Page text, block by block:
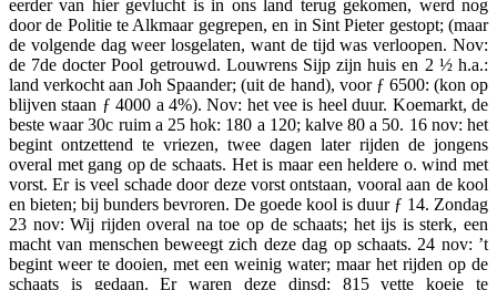
eerder van hier gevlucht is in ons land terug gekomen, werd nog
door de Politie te Alkmaar gegrepen, en in Sint Pieter gestopt; (maar
de volgende dag weer losgelaten, want de tijd was verloopen. Nov:
de 7de docter Pool getrouwd. Louwrens Sijp zijn huis en 2 ½ h.a.:
land verkocht aan Joh Spaander; (uit de hand), voor ƒ 6500: (kon op
blijven staan ƒ 4000 a 4%). Nov: het vee is heel duur. Koemarkt, de
beste waar 30c ruim a 25 hok: 180 a 120; kalve 80 a 50. 16 nov: het
begint ontzettend te vriezen, twee dagen later rijden de jongens
overal met gang op de schaats. Het is maar een heldere o. wind met
vorst. Er is veel schade door deze vorst ontstaan, vooral aan de kool
en bieten; bij bunders bevroren. De goede kool is duur ƒ 14. Zondag
23 nov: Wij rijden overal na toe op de schaats; het ijs is sterk, een
macht van menschen beweegt zich deze dag op schaats. 24 nov: ’t
begint weer te dooien, met een weinig water; maar het rijden op de
schaats is gedaan. Er waren deze dinsd: 815 vette koeie te